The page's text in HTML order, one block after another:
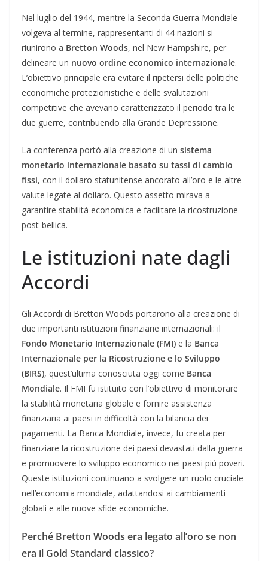
Nel luglio del 1944, mentre la Seconda Guerra Mondiale
volgeva al termine, rappresentanti di 44 nazioni si
riunirono a Bretton Woods, nel New Hampshire, per
delineare un nuovo ordine economico internazionale.
L’obiettivo principale era evitare il ripetersi delle politiche
economiche protezionistiche e delle svalutazioni
competitive che avevano caratterizzato il periodo tra le
due guerre, contribuendo alla Grande Depressione.
La conferenza portò alla creazione di un sistema
monetario internazionale basato su tassi di cambio
fissi, con il dollaro statunitense ancorato all’oro e le altre
valute legate al dollaro. Questo assetto mirava a
garantire stabilità economica e facilitare la ricostruzione
post-bellica.
Le istituzioni nate dagli
Accordi
Gli Accordi di Bretton Woods portarono alla creazione di
due importanti istituzioni finanziarie internazionali: il
Fondo Monetario Internazionale (FMI) e la Banca
Internazionale per la Ricostruzione e lo Sviluppo
(BIRS), quest’ultima conosciuta oggi come Banca
Mondiale. Il FMI fu istituito con l’obiettivo di monitorare
la stabilità monetaria globale e fornire assistenza
finanziaria ai paesi in difficoltà con la bilancia dei
pagamenti. La Banca Mondiale, invece, fu creata per
finanziare la ricostruzione dei paesi devastati dalla guerra
e promuovere lo sviluppo economico nei paesi più poveri.
Queste istituzioni continuano a svolgere un ruolo cruciale
nell’economia mondiale, adattandosi ai cambiamenti
globali e alle nuove sfide economiche.
Perché Bretton Woods era legato all’oro se non
era il Gold Standard classico?